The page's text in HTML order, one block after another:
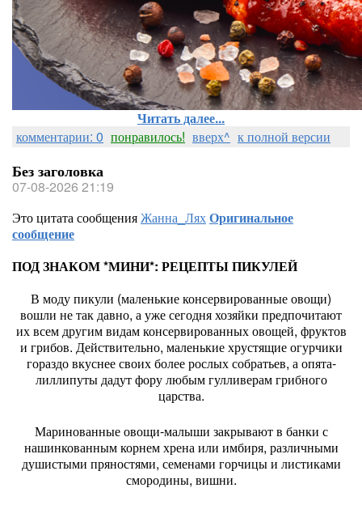
Читать далее...
комментарии: 0 понравилось! вверх^ к полной версии
Без заголовка
07-08-2026 21:19
Это цитата сообщенияЖанна_ЛяхОригинальное
сообщение
ПОД ЗНАКОМ *МИНИ*: РЕЦЕПТЫ ПИКУЛЕЙ
В моду пикули (маленькие консервированные овощи)
вошли не так давно, а уже сегодня хозяйки предпочитают
их всем другим видам консервированных овощей, фруктов
и грибов. Действительно, маленькие хрустящие огурчики
гораздо вкуснее своих более рослых собратьев, а опята-
лиллипуты дадут фору любым гулливерам грибного
царства.
Маринованные овощи-малыши закрывают в банки с
нашинкованным корнем хрена или имбиря, различными
душистыми пряностями, семенами горчицы и листиками
смородины, вишни.